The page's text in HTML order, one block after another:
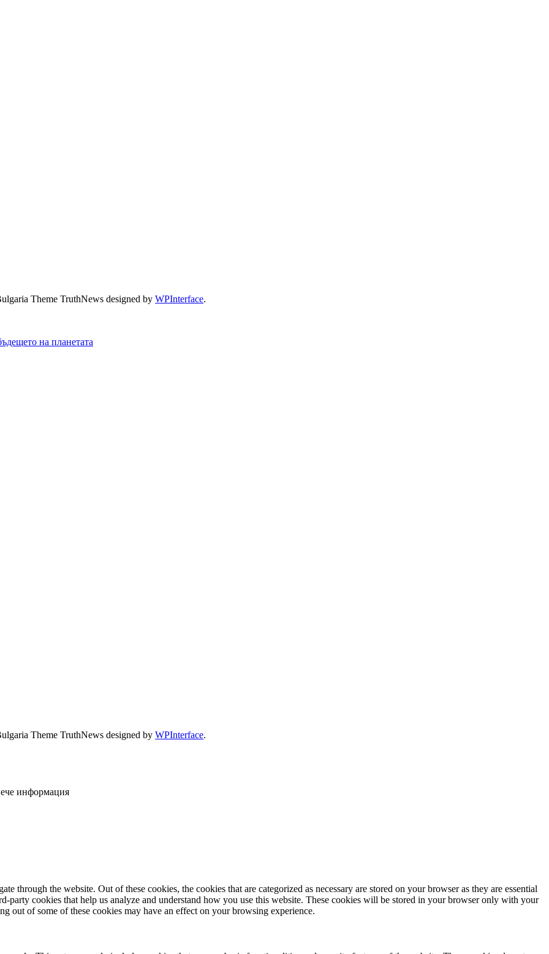
Theme TruthNews designed by WPInterface.
на планетата
Theme TruthNews designed by WPInterface.
информация
through the website. Out of these cookies, the cookies that are categorized as necessary are stored on your browser as they are essential
party cookies that help us analyze and understand how you use this website. These cookies will be stored in your browser only with your
out of some of these cookies may have an effect on your browsing experience.